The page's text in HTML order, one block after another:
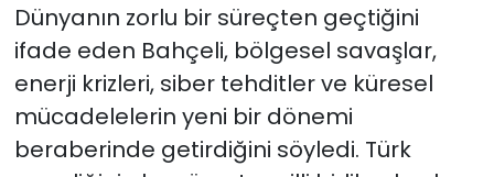
Dünyanın zorlu bir süreçten geçtiğini
ifade eden Bahçeli, bölgesel savaşlar,
enerji krizleri, siber tehditler ve küresel
mücadelelerin yeni bir dönemi
beraberinde getirdiğini söyledi. Türk